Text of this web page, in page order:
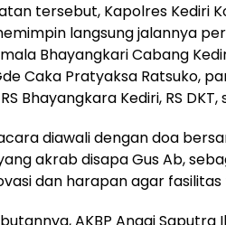
tersebut, Kapolres Kediri
langsung jalannya
Bhayangkari Cabang
Caka Pratyaksa Ratsuko,
Bhayangkara Kediri, RS
diawali dengan doa
akrab disapa Gus Ab,
dan harapan agar